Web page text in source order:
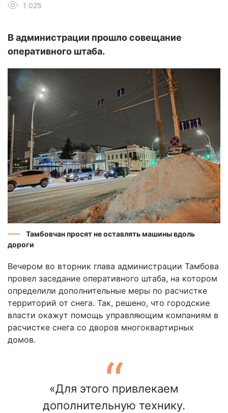
1 025
В администрации прошло совещание
оперативного штаба.
Тамбовчан просят не оставлять машины вдоль
дороги
Вечером во вторник глава администрации Тамбова
провел заседание оперативного штаба, на котором
определили дополнительные меры по расчистке
территорий от снега. Так, решено, что городские
власти окажут помощь управляющим компаниям в
расчистке снега со дворов многоквартирных
домов.
«Для этого привлекаем
дополнительную технику.